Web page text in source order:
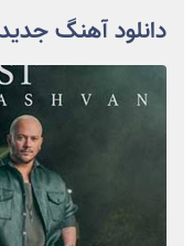
دانلود آهنگ